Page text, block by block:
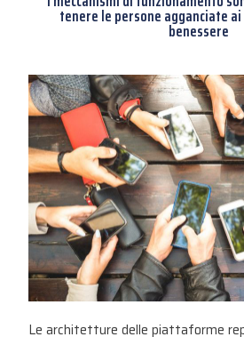
tenere le persone agganciate
benessere
Le architetture delle piattaforme